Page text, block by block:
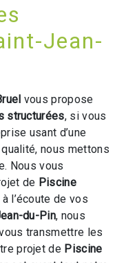
Jean-
vous propose
structurées, si vous
usant d’une
nous mettons
Nous vous
de Piscine
l’écoute de vos
du-Pin, nous
transmettre les
projet de Piscine